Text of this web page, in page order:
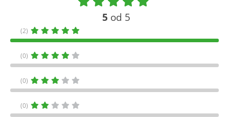
5 od 5
(2)
(0)
(0)
(0)